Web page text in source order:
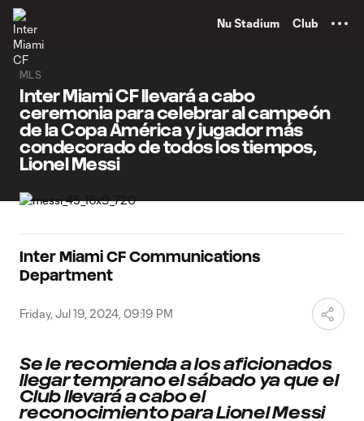
Nu Stadium Club
MLS
Inter Miami CF llevará a cabo
ceremonia para celebrar al campeón
de la Copa América y jugador más
condecorado de todos los tiempos,
Lionel Messi
Inter Miami CF Communications
Department
Friday, Jul 19, 2024, 09:19 PM
Se le recomienda a los aficionados
llegar temprano el sábado ya que el
Club llevará a cabo el
reconocimiento para Lionel Messi